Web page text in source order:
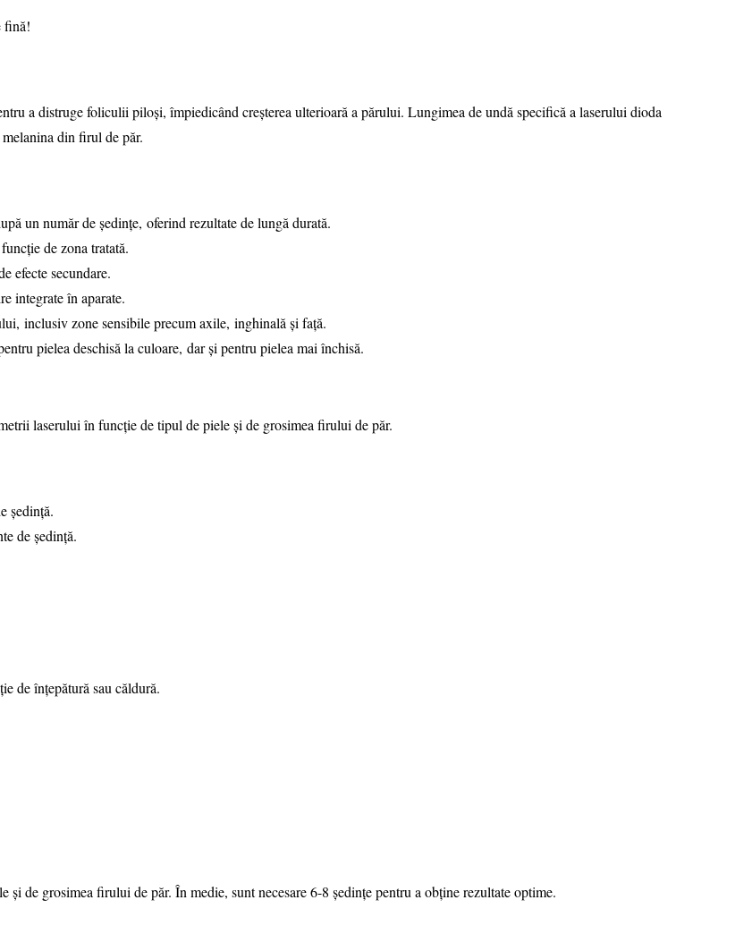
fină!
a distruge foliculii piloși, împiedicând creșterea ulterioară a părului. Lungimea de undă specifică a laserului dioda
din firul de păr.
un număr de ședințe, oferind rezultate de lungă durată.
de zona tratată.
efecte secundare.
integrate în aparate.
inclusiv zone sensibile precum axile, inghinală și față.
pielea deschisă la culoare, dar și pentru pielea mai închisă.
laserului în funcție de tipul de piele și de grosimea firului de păr.
ședință.
de ședință.
de înțepătură sau căldură.
de grosimea firului de păr. În medie, sunt necesare 6-8 ședințe pentru a obține rezultate optime.